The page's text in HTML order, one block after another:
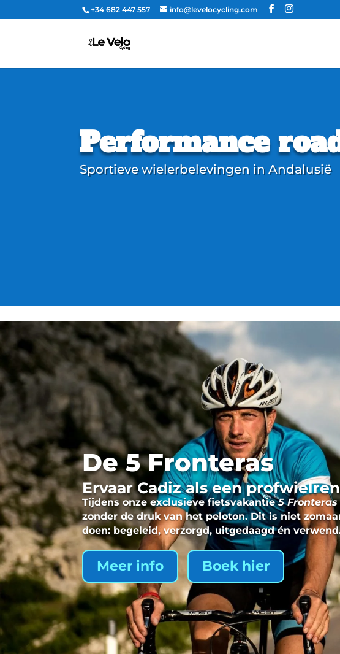
+34 682 447 557 info@levelocycling.com
Performance
Sportieve wielerbelevingen in Andalusië
De 5 Fronteras
Ervaar Cadiz als een
Tijdens onze exclusieve fietsvakantie5 Fronteras
zonder de druk van het peloton. Dit is niet
doen: begeleid, verzorgd, uitgedaagd én
Meer info Boek hier